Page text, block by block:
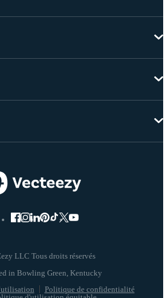
LLC Tous droits réservés
Politique de confidentialité